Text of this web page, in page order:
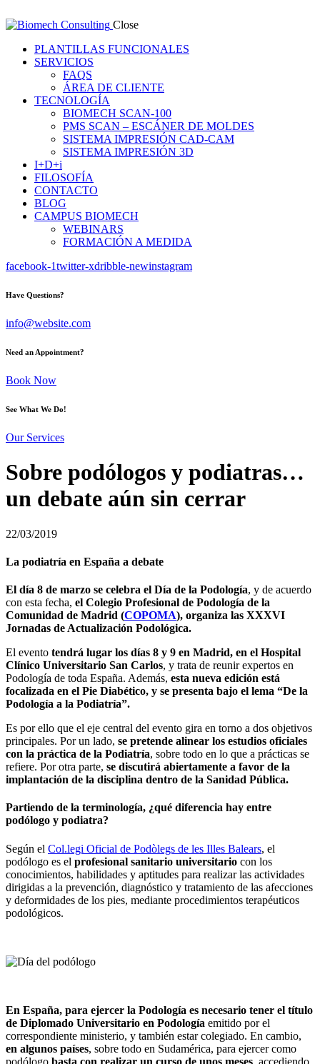
Close
PLANTILLAS FUNCIONALES
SERVICIOS
FAQS
ÁREA DE CLIENTE
TECNOLOGÍA
BIOMECH SCAN-100
PMS SCAN – ESCÁNER DE MOLDES
SISTEMA IMPRESIÓN CAD-CAM
SISTEMA IMPRESIÓN 3D
I+D+i
FILOSOFÍA
CONTACTO
BLOG
CAMPUS BIOMECH
WEBINARS
FORMACIÓN A MEDIDA
facebook-1twitter-xdribble-newinstagram
Have Questions?
info@website.com
Need an Appointment?
Book Now
See What We Do!
Our Services
Sobre podólogos y podiatras…
un debate aún sin cerrar
22/03/2019
La podiatría en España a debate
El día 8 de marzo se celebra el Día de la Podología, y de acuerdo
con esta fecha, el Colegio Profesional de Podología de la
Comunidad de Madrid (COPOMA), organiza las XXXVI
Jornadas de Actualización Podológica.
El evento tendrá lugar los días 8 y 9 en Madrid, en el Hospital
Clínico Universitario San Carlos, y trata de reunir expertos en
Podología de toda España. Además, esta nueva edición está
focalizada en el Pie Diabético, y se presenta bajo el lema “De la
Podología a la Podiatría”.
Es por ello que el eje central del evento gira en torno a dos objetivos
principales. Por un lado, se pretende alinear los estudios oficiales
con la práctica de la Podiatría, sobre todo en lo que a prácticas se
refiere. Por otra parte, se discutirá abiertamente a favor de la
implantación de la disciplina dentro de la Sanidad Pública.
Partiendo de la terminología, ¿qué diferencia hay entre
podólogo y podiatra?
Según el Col.legi Oficial de Podòlegs de les Illes Balears, el
podólogo es el profesional sanitario universitario con los
conocimientos, habilidades y aptitudes para realizar las actividades
dirigidas a la prevención, diagnóstico y tratamiento de las afecciones
y deformidades de los pies, mediante procedimientos terapéuticos
podológicos.
En España, para ejercer la Podología es necesario tener el título
de Diplomado Universitario en Podología emitido por el
correspondiente ministerio, y también estar colegiado. En cambio,
en algunos países, sobre todo en Sudamérica, para ejercer como
podólogo basta con realizar un curso de unos meses , accediendo